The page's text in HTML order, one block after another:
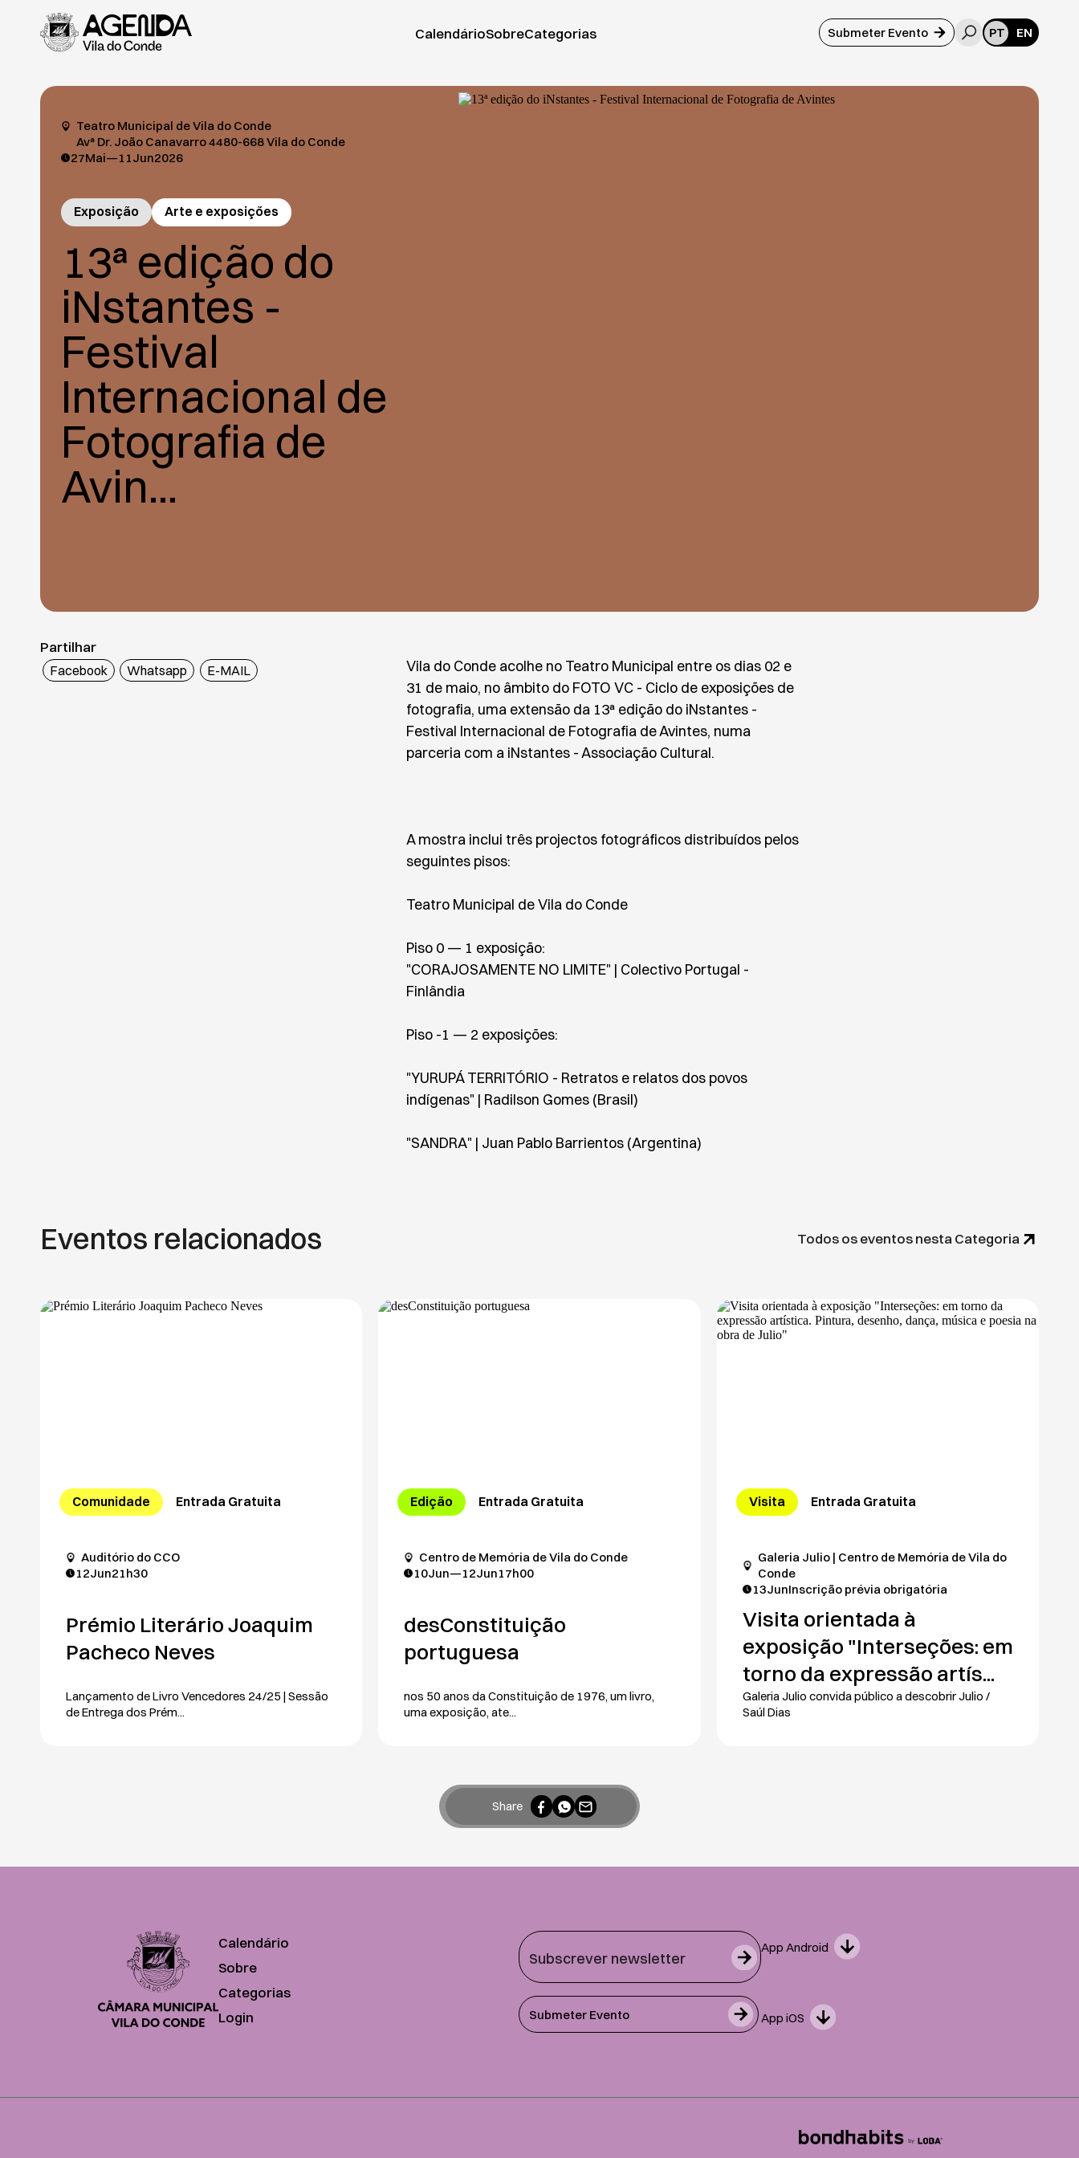
CalendárioSobreCategorias Submeter Evento PT EN
Teatro Municipal de Vila do Conde
Avª Dr. João Canavarro 4480-668 Vila do Conde
27Mai—11Jun2026
Exposição Arte e exposições
13ª edição do
iNstantes -
Festival
Internacional de
Fotografia de
Avin...
Partilhar
Facebook Whatsapp E-MAIL
Vila do Conde acolhe no Teatro Municipal entre os dias 02 e
31 de maio, no âmbito do FOTO VC - Ciclo de exposições de
fotografia, uma extensão da 13ª edição do iNstantes -
Festival Internacional de Fotografia de Avintes, numa
parceria com a iNstantes - Associação Cultural.
A mostra inclui três projectos fotográficos distribuídos pelos
seguintes pisos:
Teatro Municipal de Vila do Conde
Piso 0 — 1 exposição:
"CORAJOSAMENTE NO LIMITE" | Colectivo Portugal -
Finlândia
Piso -1 — 2 exposições:
"YURUPÁ TERRITÓRIO - Retratos e relatos dos povos
indígenas" | Radilson Gomes (Brasil)
"SANDRA" | Juan Pablo Barrientos (Argentina)
Eventos relacionados Todos os eventos nesta Categoria
Comunidade Entrada Gratuita
Auditório do CCO
12Jun21h30
Prémio Literário Joaquim
Pacheco Neves
Lançamento de Livro Vencedores 24/25 | Sessão
de Entrega dos Prém...
Edição Entrada Gratuita
Centro de Memória de Vila do Conde
10Jun—12Jun17h00
desConstituição
portuguesa
nos 50 anos da Constituição de 1976, um livro,
uma exposição, ate...
Visita Entrada Gratuita
Galeria Julio | Centro de Memória de Vila do
Conde
13JunInscrição prévia obrigatória
Visita orientada à
exposição "Interseções: em
torno da expressão artís...
Galeria Julio convida público a descobrir Julio /
Saúl Dias
Share
Calendário
Sobre
Categorias
Login
Submeter Evento
App Android
App iOS